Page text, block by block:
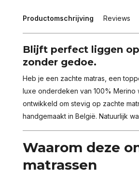
Productomschrijving Reviews
Blijft perfect liggen
zonder gedoe.
Heb je een zachte matras, een
luxe onderdeken van 100%
ontwikkeld om stevig op zachte
handgemaakt in België. Natuurlijk
Waarom deze
matrassen